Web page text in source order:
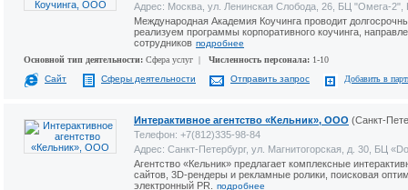
Адрес: Москва, ул. Ленинская Слобода, 26, БЦ "Омега-2",
Международная Академия Коучинга проводит
реализуем программы корпоративного коучинга,
сотрудников подробнее
Основной тип деятельности: Сфера услуг | Численность персонала: 1-10
Сайт
Сферы деятельности Отправить запрос Добавить в
Интерактивное агентство «Кельник», ООО (Санкт-
Телефон: +7(812)335-98-84
Адрес: Санкт-Петербург, ул. Магнитогорская, д. 30, БЦ
Агентство «Кельник» предлагает комплексные
сайтов, 3D-рендеры и рекламные ролики, поисковая
электронный PR.
подробнее